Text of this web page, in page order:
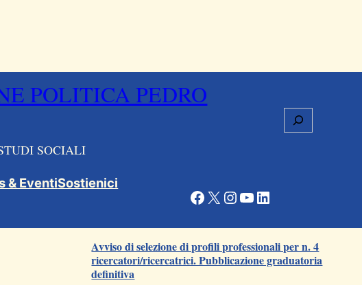
POLITICA PEDRO
SOCIALI
Cerca
& EventiSostienici
Facebook X Instagram YouTube LinkedIn
Avviso di selezione di profili professionali per n. 4
ricercatori/ricercatrici. Pubblicazione graduatoria
definitiva